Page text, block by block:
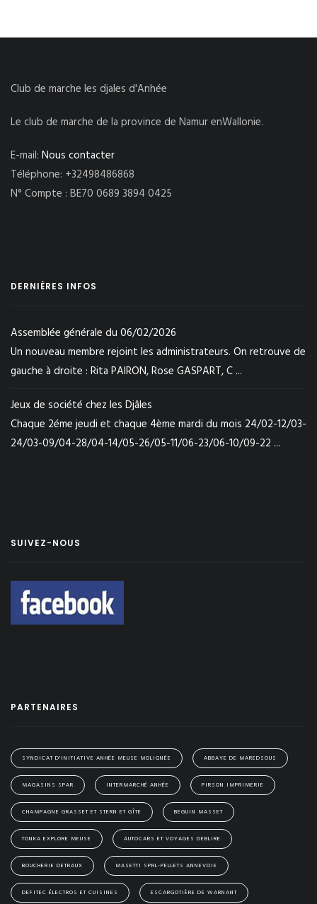
Club de marche les djales d'Anhée
Le club de marche de la province de Namur enWallonie.
E-mail: Nous contacter
Téléphone: +32498486868
N° Compte : BE70 0689 3894 0425
DERNIÈRES INFOS
Assemblée générale du 06/02/2026
Un nouveau membre rejoint les administrateurs. On retrouve de
gauche à droite : Rita PAIRON, Rose GASPART, C ...
Jeux de société chez les Djâles
Chaque 2éme jeudi et chaque 4ème mardi du mois 24/02-12/03-
24/03-09/04-28/04-14/05-26/05-11/06-23/06-10/09-22 ...
SUIVEZ-NOUS
PARTENAIRES
SYNDICAT D'INITIATIVE ANHÉE MEUSE MOLIGNÉE ABBAYE DE MAREDSOUS
MAGASINS SPAR INTERMARCHÉ ANHÉE PIRSON IMPRIMERIE
CHAMPAGNE GRASSET ET STERN ET GÎTE BEGUIN MASSET
TONKA EXPLORE MEUSE AUTOCARS ET VOYAGES DEBLIRE
BOUCHERIE DETRAUX MASETTI SPRL-PELLETS ANNEVOIE
DEFITEC ÉLECTROS ET CUISINES ESCARGOTIÈRE DE WARNANT